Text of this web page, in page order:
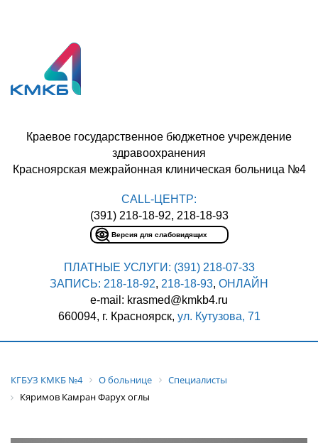
CALL-ЦЕНТР:
(391) 218-18-92, 218-18-93
Версия для слабовидящих
Краевое государственное бюджетное учреждение
здравоохранения
Красноярская межрайонная клиническая больница №4
ПЛАТНЫЕ УСЛУГИ: (391) 218-07-33
ЗАПИСЬ: 218-18-92, 218-18-93, ОНЛАЙН
e-mail: krasmed@kmkb4.ru
660094, г. Красноярск, ул. Кутузова, 71
КГБУЗ КМКБ №4 О больнице
Специалисты
Кяримов Камран Фарух оглы